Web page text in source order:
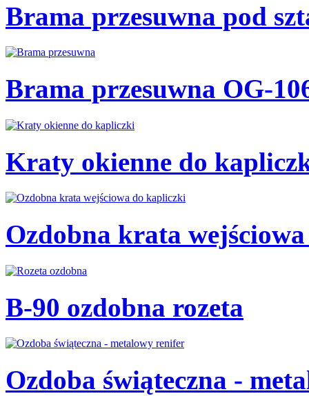
Brama przesuwna pod
Brama przesuwna OG-
Kraty okienne do
Ozdobna krata
B-90 ozdobna rozeta
Ozdoba świąteczna -